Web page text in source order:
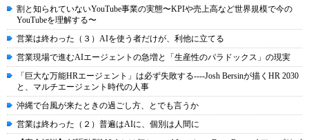
割と知られていないYouTube事業の実態〜KPIや売上高など世界規模で今の
YouTubeを理解する〜
営業は終わった（３）AIを使う者だけが、利他に立てる
営業現場で進むAIエージェントの急増と「生産性のパラドックス」の現実
「巨大な万能HRエージェント」は必ず失敗する----Josh Bersinが描くHR 2030
と、マルチエージェント時代の人事
沖縄で台風が来たときの過ごし方、とでも言うか
営業は終わった（２）普遍はAIに、個別は人間に